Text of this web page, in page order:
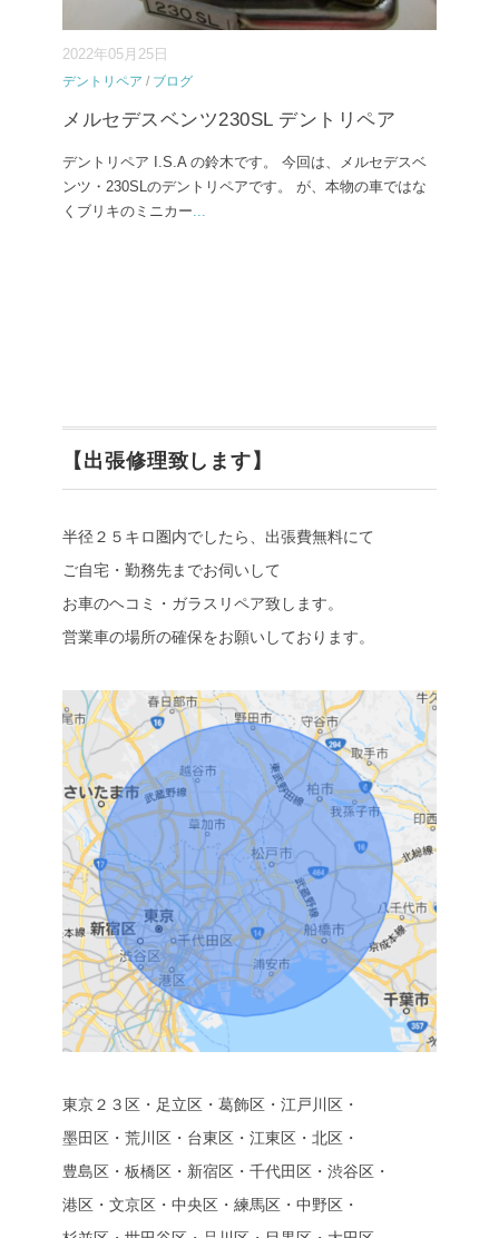
2022年05月25日
デントリペア / ブログ
メルセデスベンツ230SL デントリペア
デントリペア I.S.A の鈴木です。 今回は、メルセデスベ
ンツ・230SLのデントリペアです。 が、本物の車ではな
くブリキのミニカー...
【出張修理致します】
半径２５キロ圏内でしたら、出張費無料にて
ご自宅・勤務先までお伺いして
お車のヘコミ・ガラスリペア致します。
営業車の場所の確保をお願いしております。
東京２３区・足立区・葛飾区・江戸川区・
墨田区・荒川区・台東区・江東区・北区・
豊島区・板橋区・新宿区・千代田区・渋谷区・
港区・文京区・中央区・練馬区・中野区・